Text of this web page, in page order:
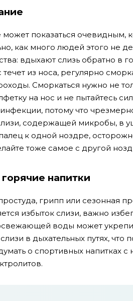
показаться очевидным,
как много людей этого не
вдыхают слизь обратно в
течет из носа, регулярно
Сморкаться нужно не
на нос и не пытайтесь
потому что
содержащей микробы, в
к одной ноздре,
тоже самое с другой
напитки
грипп или сезонная
избыток слизи, важно
воды может
в дыхательных путях, что
о спортивных напитках